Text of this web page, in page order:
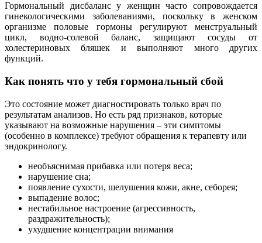
Гормональный дисбаланс у женщин часто сопровождается
гинекологическими заболеваниями, поскольку в женском
организме половые гормоны регулируют менструальный
цикл, водно-солевой баланс, защищают сосуды от
холестериновых бляшек и выполняют много других
функций.
Как понять что у тебя гормональный сбой
Это состояние может диагностировать только врач по
результатам анализов. Но есть ряд признаков, которые
указывают на возможные нарушения – эти симптомы
(особенно в комплексе) требуют обращения к терапевту или
эндокринологу.
необъяснимая прибавка или потеря веса;
нарушение сна;
появление сухости, шелушения кожи, акне, себорея;
выпадение волос;
нестабильное настроение (агрессивность,
раздражительность);
ухудшение концентрации внимания